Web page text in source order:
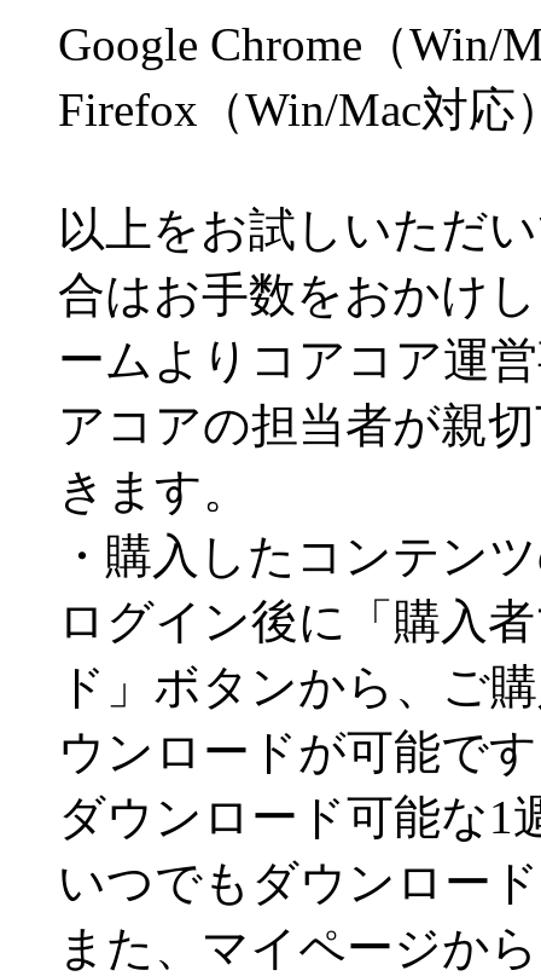
Google Chrome（Win/
Firefox（Win/Mac対応
以上をお試しいただ
合はお手数をおかけ
ームよりコアコア運
アコアの担当者が親
きます。
・購入したコンテン
ログイン後に「購入
ド」ボタンから、ご
ウンロードが可能で
ダウンロード可能な1
いつでもダウンロー
また、マイページか